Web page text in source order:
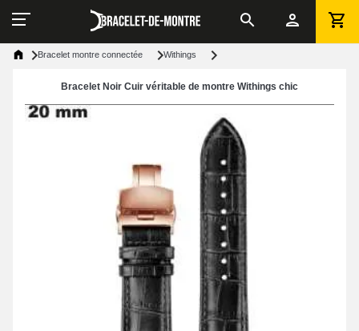
Bracelet montre connectée Withings
Bracelet Noir Cuir véritable de montre Withings chic